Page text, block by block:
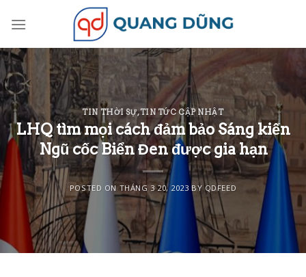
TIN THỜI SỰ,TIN TỨC CẬP NHẬT
LHQ tìm mọi cách đảm bảo Sáng kiến
Ngũ cốc Biển Đen được gia hạn
POSTED ON THÁNG 3 20, 2023 BYQDFEED